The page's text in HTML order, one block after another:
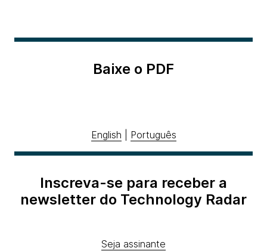
Baixe o PDF
English Português
Inscreva-se para receber a
newsletter do Technology Radar
Seja assinante